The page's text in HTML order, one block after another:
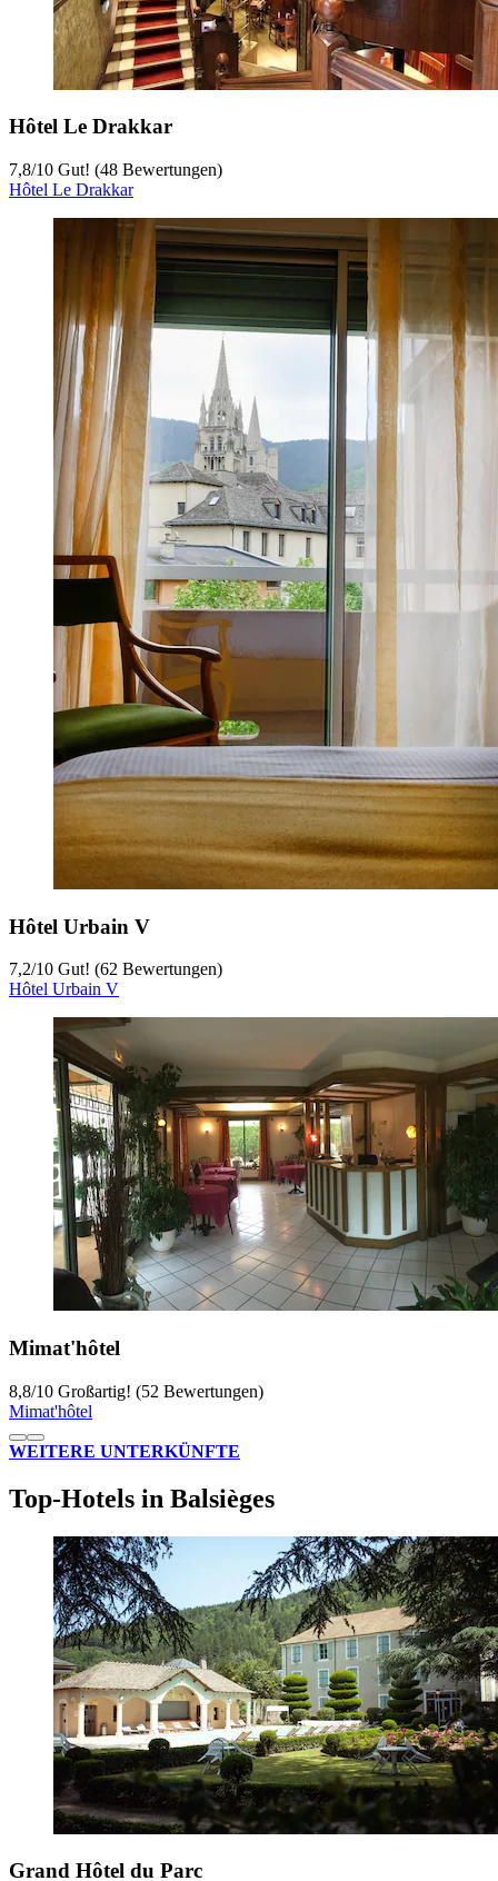
Hôtel Le Drakkar
7,8/10 Gut! (48 Bewertungen)
Hôtel Le Drakkar
Hôtel Urbain V
7,2/10 Gut! (62 Bewertungen)
Hôtel Urbain V
Mimat'hôtel
8,8/10 Großartig! (52 Bewertungen)
Mimat'hôtel
WEITERE UNTERKÜNFTE
Top-Hotels in Balsièges
Grand Hôtel du Parc